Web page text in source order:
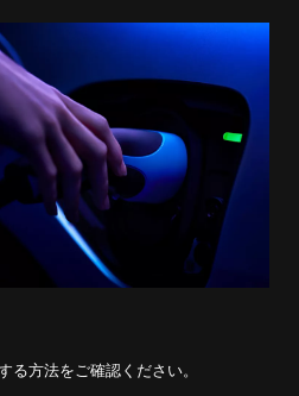
る方法をご確認ください。